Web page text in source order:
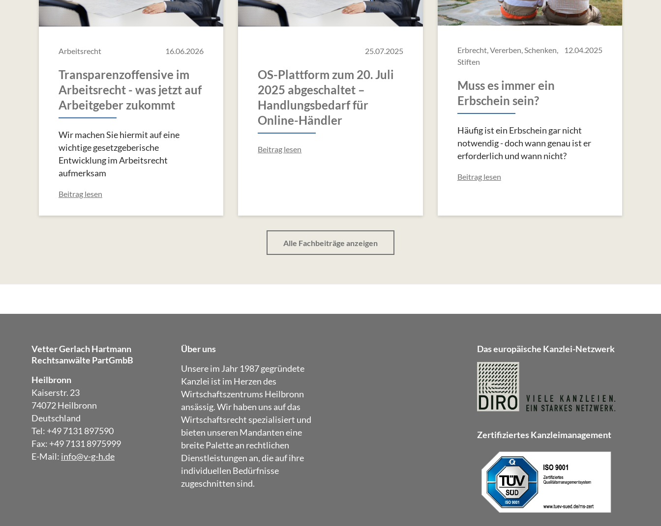
Arbeitsrecht 16.06.2026
Transparenzoffensive im
Arbeitsrecht - was jetzt auf
Arbeitgeber zukommt
Wir machen Sie hiermit auf eine
wichtige gesetzgeberische
Entwicklung im Arbeitsrecht
aufmerksam
Beitrag lesen
25.07.2025
OS-Plattform zum 20. Juli
2025 abgeschaltet –
Handlungsbedarf für
Online-Händler
Beitrag lesen
Erbrecht, Vererben, Schenken,
Stiften
12.04.2025
Muss es immer ein
Erbschein sein?
Häufig ist ein Erbschein gar nicht
notwendig - doch wann genau ist er
erforderlich und wann nicht?
Beitrag lesen
Alle Fachbeiträge anzeigen
Vetter Gerlach Hartmann
Rechtsanwälte PartGmbB
Heilbronn
Kaiserstr. 23
74072 Heilbronn
Deutschland
Tel: +49 7131 897590
Fax: +49 7131 8975999
E-Mail: info@v-g-h.de
Über uns
Unsere im Jahr 1987 gegründete
Kanzlei ist im Herzen des
Wirtschaftszentrums Heilbronn
ansässig. Wir haben uns auf das
Wirtschaftsrecht spezialisiert und
bieten unseren Mandanten eine
breite Palette an rechtlichen
Dienstleistungen an, die auf ihre
individuellen Bedürfnisse
zugeschnitten sind.
Das europäische Kanzlei-Netzwerk
Zertifiziertes Kanzleimanagement